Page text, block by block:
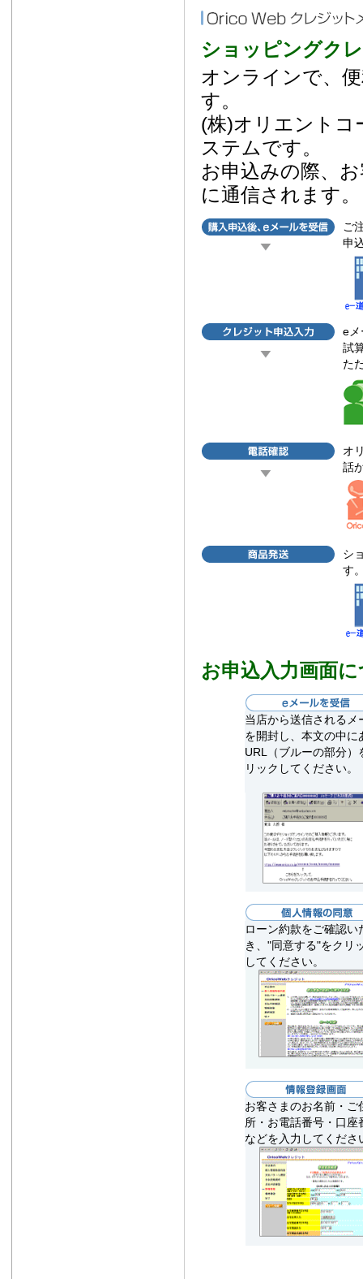
ショッピングク
オンラインで、
す。
(株)オリエントコ
ステムです。
お申込みの際、
に通信されます。
ご
申
eメ
試
た
オ
話
シ
す
お申込入力画面
当店から送信されるメ
を開封し、本文の中に
URL（ブルーの部分）
リックしてください。
ローン約款をご確認い
き、"同意する"をクリ
してください。
お客さまのお名前・ご
所・お電話番号・口座
などを入力してくださ